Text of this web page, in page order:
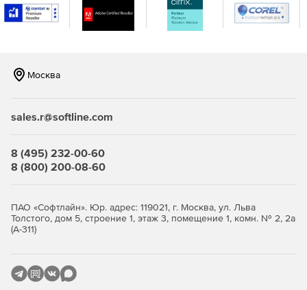
Вывод разности загрузки фаз, расчет тока на каждой
фазе фидера.
Автоматическая маркировка оборудования.
Задание аппаратам фидера дополнительных
вольтметры, счетчики и т. д.).
Автоматическое определение расхода кабельных
конструкций.
Москва
sales.r@softline.com
8 (495) 232-00-60
8 (800) 200-08-60
ПАО «Софтлайн». Юр. адрес: 119021, г. Москва, ул. Льва
Толстого, дом 5, строение 1, этаж 3, помещение 1, комн. № 2, 2а
(А-311)